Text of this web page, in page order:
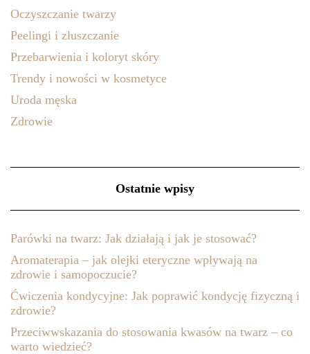
Oczyszczanie twarzy
Peelingi i złuszczanie
Przebarwienia i koloryt skóry
Trendy i nowości w kosmetyce
Uroda męska
Zdrowie
Ostatnie wpisy
Parówki na twarz: Jak działają i jak je stosować?
Aromaterapia – jak olejki eteryczne wpływają na
zdrowie i samopoczucie?
Ćwiczenia kondycyjne: Jak poprawić kondycję fizyczną i
zdrowie?
Przeciwwskazania do stosowania kwasów na twarz – co
warto wiedzieć?